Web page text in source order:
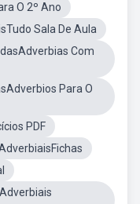
O 2º Ano
Sala De Aula
Com
Para O
PDF